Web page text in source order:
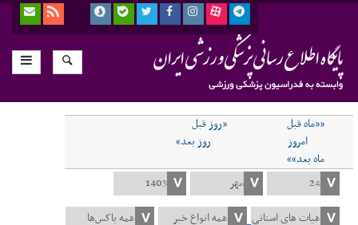
««ماه قبل
«روز قبل
امروز
روز بعد»
ماه بعد»»